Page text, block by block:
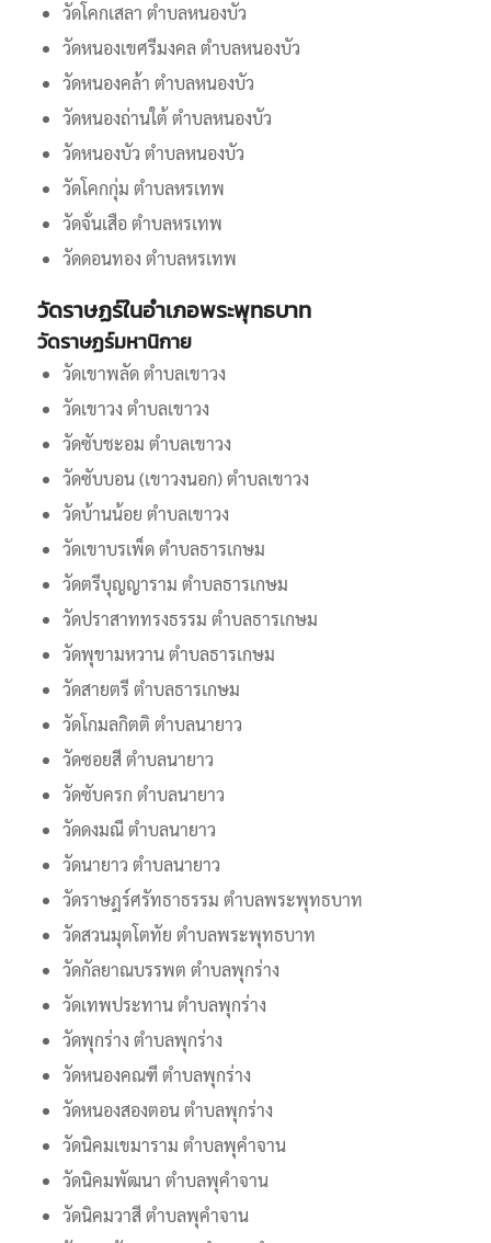
วัดโคกเสลา ตำบลหนองบัว
วัดหนองเขศรีมงคล ตำบลหนองบัว
วัดหนองคล้า ตำบลหนองบัว
วัดหนองถ่านใต้ ตำบลหนองบัว
วัดหนองบัว ตำบลหนองบัว
วัดโคกกุ่ม ตำบลหรเทพ
วัดจั่นเสือ ตำบลหรเทพ
วัดดอนทอง ตำบลหรเทพ
วัดราษฏร์ในอำเภอพระพุทธบาท
วัดราษฏร์มหานิกาย
วัดเขาพลัด ตำบลเขาวง
วัดเขาวง ตำบลเขาวง
วัดซับชะอม ตำบลเขาวง
วัดซับบอน (เขาวงนอก) ตำบลเขาวง
วัดบ้านน้อย ตำบลเขาวง
วัดเขาบรเพ็ด ตำบลธารเกษม
วัดตรีบุญญาราม ตำบลธารเกษม
วัดปราสาททรงธรรม ตำบลธารเกษม
วัดพุขามหวาน ตำบลธารเกษม
วัดสายตรี ตำบลธารเกษม
วัดโกมลกิตติ ตำบลนายาว
วัดซอยสี ตำบลนายาว
วัดซับครก ตำบลนายาว
วัดดงมณี ตำบลนายาว
วัดนายาว ตำบลนายาว
วัดราษฎร์ศรัทธาธรรม ตำบลพระพุทธบาท
วัดสวนมุตโตทัย ตำบลพระพุทธบาท
วัดกัลยาณบรรพต ตำบลพุกร่าง
วัดเทพประทาน ตำบลพุกร่าง
วัดพุกร่าง ตำบลพุกร่าง
วัดหนองคณฑี ตำบลพุกร่าง
วัดหนองสองตอน ตำบลพุกร่าง
วัดนิคมเขมาราม ตำบลพุคำจาน
วัดนิคมพัฒนา ตำบลพุคำจาน
วัดนิคมวาสี ตำบลพุคำจาน